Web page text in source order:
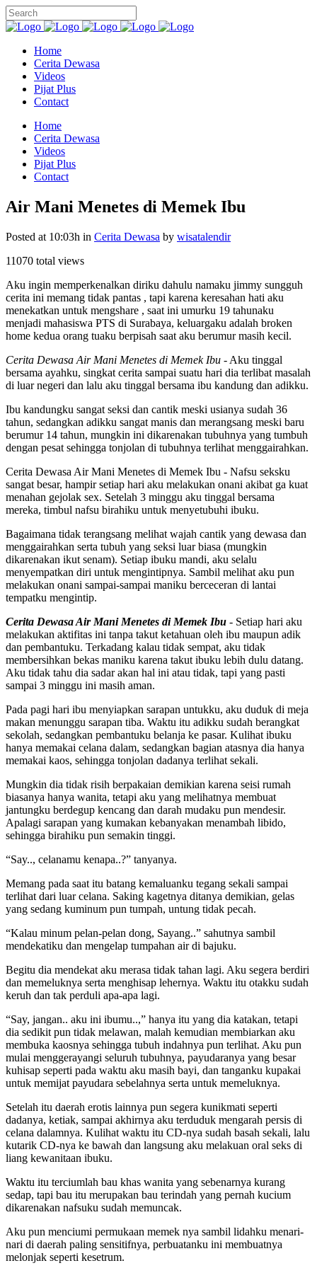
Home
Cerita Dewasa
Videos
Pijat Plus
Contact
Home
Cerita Dewasa
Videos
Pijat Plus
Contact
Air Mani Menetes di Memek Ibu
Posted at 10:03h in Cerita Dewasa by wisatalendir
11070 total views
Aku ingin memperkenalkan diriku dahulu namaku jimmy sungguh
cerita ini memang tidak pantas , tapi karena keresahan hati aku
menekatkan untuk mengshare , saat ini umurku 19 tahunaku
menjadi mahasiswa PTS di Surabaya, keluargaku adalah broken
home kedua orang tuaku berpisah saat aku berumur masih kecil.
Cerita Dewasa Air Mani Menetes di Memek Ibu - Aku tinggal
bersama ayahku, singkat cerita sampai suatu hari dia terlibat masalah
di luar negeri dan lalu aku tinggal bersama ibu kandung dan adikku.
Ibu kandungku sangat seksi dan cantik meski usianya sudah 36
tahun, sedangkan adikku sangat manis dan merangsang meski baru
berumur 14 tahun, mungkin ini dikarenakan tubuhnya yang tumbuh
dengan pesat sehingga tonjolan di tubuhnya terlihat menggairahkan.
Cerita Dewasa Air Mani Menetes di Memek Ibu - Nafsu seksku
sangat besar, hampir setiap hari aku melakukan onani akibat ga kuat
menahan gejolak sex. Setelah 3 minggu aku tinggal bersama
mereka, timbul nafsu birahiku untuk menyetubuhi ibuku.
Bagaimana tidak terangsang melihat wajah cantik yang dewasa dan
menggairahkan serta tubuh yang seksi luar biasa (mungkin
dikarenakan ikut senam). Setiap ibuku mandi, aku selalu
menyempatkan diri untuk mengintipnya. Sambil melihat aku pun
melakukan onani sampai-sampai maniku berceceran di lantai
tempatku mengintip.
Cerita Dewasa Air Mani Menetes di Memek Ibu - Setiap hari aku
melakukan aktifitas ini tanpa takut ketahuan oleh ibu maupun adik
dan pembantuku. Terkadang kalau tidak sempat, aku tidak
membersihkan bekas maniku karena takut ibuku lebih dulu datang.
Aku tidak tahu dia sadar akan hal ini atau tidak, tapi yang pasti
sampai 3 minggu ini masih aman.
Pada pagi hari ibu menyiapkan sarapan untukku, aku duduk di meja
makan menunggu sarapan tiba. Waktu itu adikku sudah berangkat
sekolah, sedangkan pembantuku belanja ke pasar. Kulihat ibuku
hanya memakai celana dalam, sedangkan bagian atasnya dia hanya
memakai kaos, sehingga tonjolan dadanya terlihat sekali.
Mungkin dia tidak risih berpakaian demikian karena seisi rumah
biasanya hanya wanita, tetapi aku yang melihatnya membuat
jantungku berdegup kencang dan darah mudaku pun mendesir.
Apalagi sarapan yang kumakan kebanyakan menambah libido,
sehingga birahiku pun semakin tinggi.
“Say.., celanamu kenapa..?” tanyanya.
Memang pada saat itu batang kemaluanku tegang sekali sampai
terlihat dari luar celana. Saking kagetnya ditanya demikian, gelas
yang sedang kuminum pun tumpah, untung tidak pecah.
“Kalau minum pelan-pelan dong, Sayang..” sahutnya sambil
mendekatiku dan mengelap tumpahan air di bajuku.
Begitu dia mendekat aku merasa tidak tahan lagi. Aku segera berdiri
dan memeluknya serta menghisap lehernya. Waktu itu otakku sudah
keruh dan tak perduli apa-apa lagi.
“Say, jangan.. aku ini ibumu..,” hanya itu yang dia katakan, tetapi
dia sedikit pun tidak melawan, malah kemudian membiarkan aku
membuka kaosnya sehingga tubuh indahnya pun terlihat. Aku pun
mulai menggerayangi seluruh tubuhnya, payudaranya yang besar
kuhisap seperti pada waktu aku masih bayi, dan tanganku kupakai
untuk memijat payudara sebelahnya serta untuk memeluknya.
Setelah itu daerah erotis lainnya pun segera kunikmati seperti
dadanya, ketiak, sampai akhirnya aku terduduk mengarah persis di
celana dalamnya. Kulihat waktu itu CD-nya sudah basah sekali, lalu
kutarik CD-nya ke bawah dan langsung aku melakuan oral seks di
liang kewanitaan ibuku.
Waktu itu terciumlah bau khas wanita yang sebenarnya kurang
sedap, tapi bau itu merupakan bau terindah yang pernah kucium
dikarenakan nafsuku sudah memuncak.
Aku pun menciumi permukaan memek nya sambil lidahku menari-
nari di daerah paling sensitifnya, perbuatanku ini membuatnya
melonjak seperti kesetrum.